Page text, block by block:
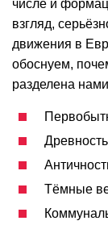
числе и
взгляд,
движения в
обоснуем,
разделена
Тёмные